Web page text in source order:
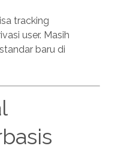
tracking
user. Masih
baru di